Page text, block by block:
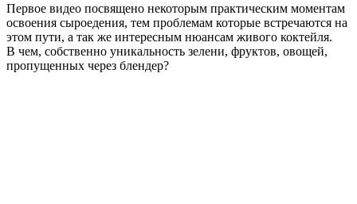
Первое видео посвящено некоторым практическим моментам
освоения сыроедения, тем проблемам которые встречаются на
этом пути, а так же интересным нюансам живого коктейля.
В чем, собственно уникальность зелени, фруктов, овощей,
пропущенных через блендер?